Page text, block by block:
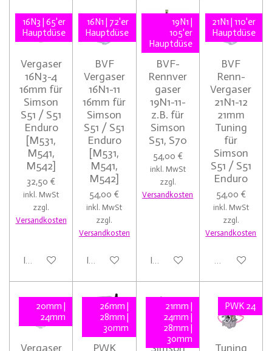
16N3 | 65'er
Hauptdüse
Vergaser
16N3-4
16mm für
Simson
S51 / S51
Enduro
[M531,
M541,
M542]
32,50 €
inkl. MwSt
zzgl.
Versandkosten
In den Warenkorb
16N1 | 72'er
Hauptdüse
BVF
Vergaser
16N1-11
16mm für
Simson
S51 / S51
Enduro
[M531,
M541,
M542]
54,00 €
inkl. MwSt
zzgl.
Versandkosten
In den Warenkorb
19N1 |
105'er
Hauptdüse
BVF-
Rennver
gaser
19N1-11-
z.B. für
Simson
S51, S70
54,00 €
inkl. MwSt
zzgl.
Versandkosten
In den Warenkorb
21N1 | 110'er
Hauptdüse
BVF
Renn-
Vergaser
21N1-12
21mm
Tuning
für
Simson
S51 / S51
Enduro
54,00 €
inkl. MwSt
zzgl.
Versandkosten
Details
20mm |
24mm
Vergaser
26mm |
28mm |
30mm
PWK
21mm |
24mm |
28mm |
30mm
Simson
PWK 24
Tuning